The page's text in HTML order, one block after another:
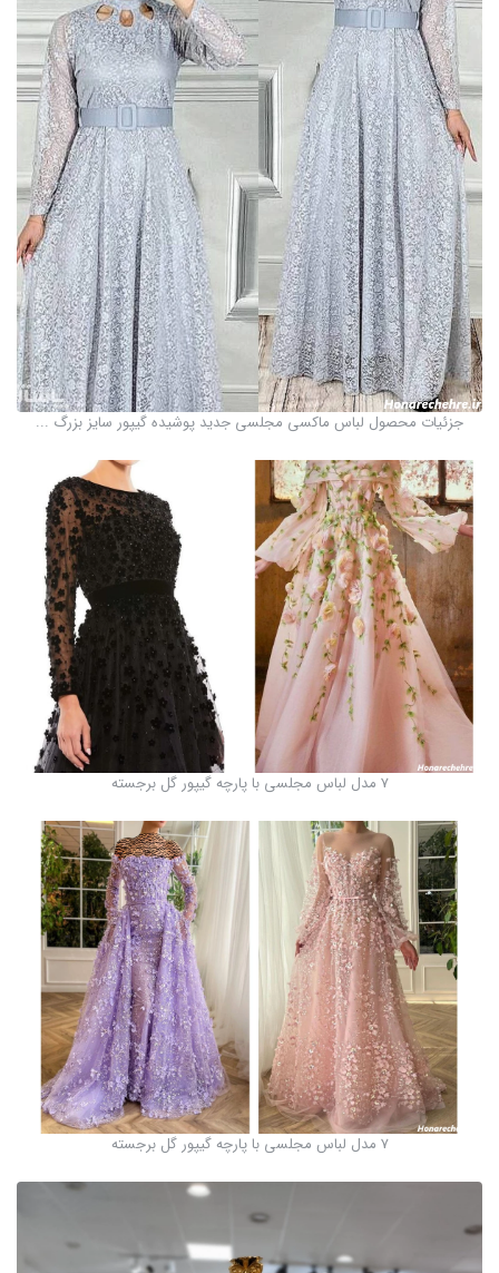
جزئیات محصول لباس ماکسی مجلسی جدید پوشیده گیپور سایز بزرگ ...
7 مدل لباس مجلسی با پارچه گیپور گل برجسته
7 مدل لباس مجلسی با پارچه گیپور گل برجسته